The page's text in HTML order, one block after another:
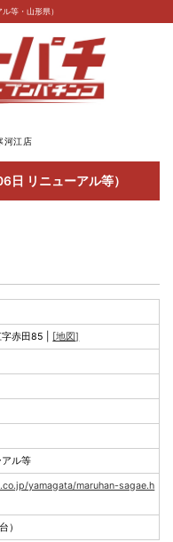
等・山形県）
河江店
リニューアル等）
赤田85 | [地図]
ル等
yamagata/maruhan-sagae.h
）